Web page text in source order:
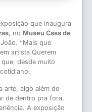
que inaugura
, no Museu Casa de
“Mais que
artista Querem
desde muito
arte, algo além do
de dentro pra fora,
A exposição